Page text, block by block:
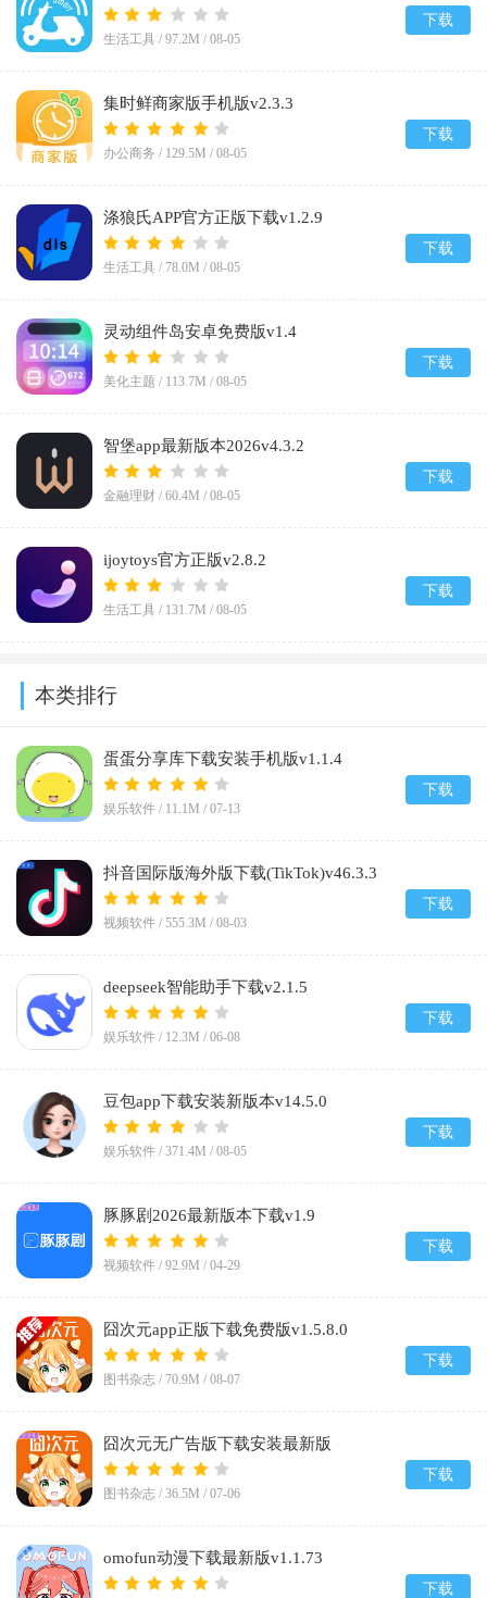
生活工具 / 97.2M / 08-05
下载
集时鲜商家版手机版v2.3.3
办公商务 / 129.5M / 08-05
下载
涤狼氏APP官方正版下载v1.2.9
生活工具 / 78.0M / 08-05
下载
灵动组件岛安卓免费版v1.4
美化主题 / 113.7M / 08-05
下载
智堡app最新版本2026v4.3.2
金融理财 / 60.4M / 08-05
下载
ijoytoys官方正版v2.8.2
生活工具 / 131.7M / 08-05
下载
本类排行
蛋蛋分享库下载安装手机版v1.1.4
娱乐软件 / 11.1M / 07-13
下载
抖音国际版海外版下载(TikTok)v46.3.3
视频软件 / 555.3M / 08-03
下载
deepseek智能助手下载v2.1.5
娱乐软件 / 12.3M / 06-08
下载
豆包app下载安装新版本v14.5.0
娱乐软件 / 371.4M / 08-05
下载
豚豚剧2026最新版本下载v1.9
视频软件 / 92.9M / 04-29
下载
囧次元app正版下载免费版v1.5.8.0
图书杂志 / 70.9M / 08-07
下载
囧次元无广告版下载安装最新版
2026v1.5.8.0
图书杂志 / 36.5M / 07-06
下载
omofun动漫下载最新版v1.1.73
下载